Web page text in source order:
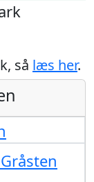
så læs her.